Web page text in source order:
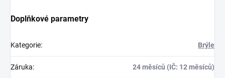
Doplňkové parametry
Kategorie: Brýle
Záruka: 24 měsíců (IČ: 12 měsíců)